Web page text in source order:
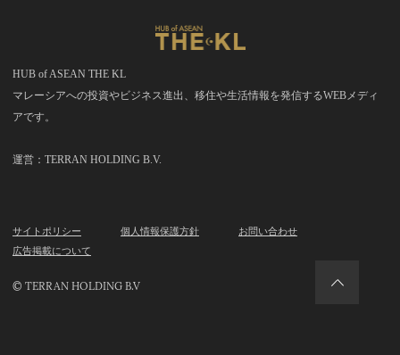
HUB of ASEAN THE KL
マレーシアへの投資やビジネス進出、移住や生活情報を発信するWEBメディ
アです。
運営：TERRAN HOLDING B.V.
サイトポリシー 個人情報保護方針
お問い合わせ
広告掲載について
© TERRAN HOLDING B.V